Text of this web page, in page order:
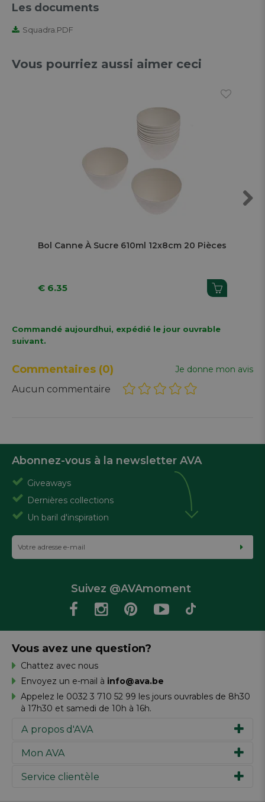
Les documents
Squadra.PDF
Vous pourriez aussi aimer ceci
Bol Canne À Sucre 610ml 12x8cm 20 Pièces
€ 6.35
Commandé aujourdhui, expédié le jour ouvrable
suivant.
Commentaires (0) Je donne mon avis
Aucun commentaire
Abonnez-vous à la newsletter AVA
Giveaways
Dernières collections
Un baril d'inspiration
Suivez @AVAmoment
A propos d'AVA
Notre histoire
Travailler chez AVA
Mon AVA
Inspiration
Service clientèle
Vous avez une question?
Chattez avec nous
Envoyez un e-mail à info@ava.be
Appelez le 0032 3 710 52 99 les jours ouvrables de 8h30
à 17h30 et samedi de 10h à 16h.